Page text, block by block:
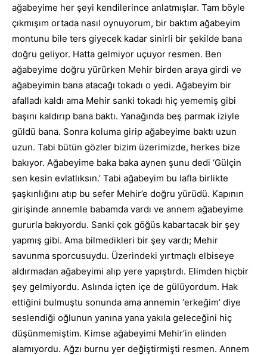
ağabeyime her şeyi kendilerince anlatmışlar. Tam böyle
çıkmışım ortada nasıl oynuyorum, bir baktım ağabeyim
montunu bile ters giyecek kadar sinirli bir şekilde bana
doğru geliyor. Hatta gelmiyor uçuyor resmen. Ben
ağabeyime doğru yürürken Mehir birden araya girdi ve
ağabeyimin bana atacağı tokadı o yedi. Ağabeyim bir
afalladı kaldı ama Mehir sanki tokadı hiç yememiş gibi
başını kaldırıp bana baktı. Yanağında beş parmak iziyle
güldü bana. Sonra koluma girip ağabeyime baktı uzun
uzun. Tabi bütün gözler bizim üzerimizde, herkes bize
bakıyor. Ağabeyime baka baka aynen şunu dedi ‘Gülçin
sen kesin evlatlıksın.’ Tabi ağabeyim bu lafla birlikte
şaşkınlığını atıp bu sefer Mehir’e doğru yürüdü. Kapının
girişinde annemle babamda vardı ve annem ağabeyime
gururla bakıyordu. Sanki çok göğüs kabartacak bir şey
yapmış gibi. Ama bilmedikleri bir şey vardı; Mehir
savunma sporcusuydu. Üzerindeki yırtmaçlı elbiseye
aldırmadan ağabeyimi alıp yere yapıştırdı. Elimden hiçbir
şey gelmiyordu. Aslında içten içe de gülüyordum. Hak
ettiğini bulmuştu sonunda ama annemin ‘erkeğim’ diye
seslendiği oğlunun yanına yana yakıla geleceğini hiç
düşünmemiştim. Kimse ağabeyimi Mehir’in elinden
alamıyordu. Ağzı burnu yer değiştirmişti resmen. Annem